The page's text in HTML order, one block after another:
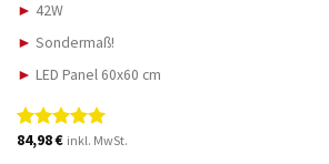
► 42W
► Sondermaß!
► LED Panel 60x60 cm
Bewertet
84,98€ inkl. MwSt.